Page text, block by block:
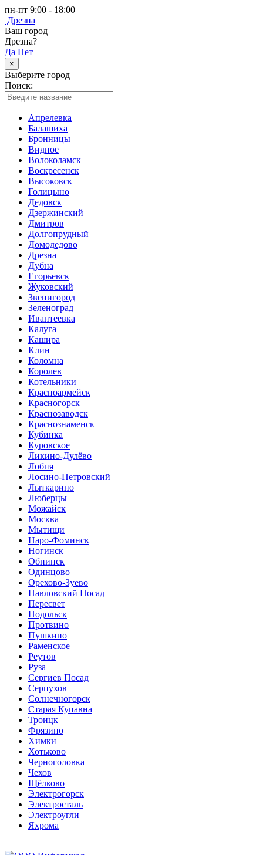
пн-пт 9:00 - 18:00
Дрезна
Ваш город
Дрезна?
Да Нет
×
Выберите город
Поиск:
Апрелевка
Балашиха
Бронницы
Видное
Волоколамск
Воскресенск
Высоковск
Голицыно
Дедовск
Дзержинский
Дмитров
Долгопрудный
Домодедово
Дрезна
Дубна
Егорьевск
Жуковский
Звенигород
Зеленоград
Ивантеевка
Калуга
Кашира
Клин
Коломна
Королев
Котельники
Красноармейск
Красногорск
Краснозаводск
Краснознаменск
Кубинка
Куровское
Ликино-Дулёво
Лобня
Лосино-Петровский
Лыткарино
Люберцы
Можайск
Москва
Мытищи
Наро-Фоминск
Ногинск
Обнинск
Одинцово
Орехово-Зуево
Павловский Посад
Пересвет
Подольск
Протвино
Пушкино
Раменское
Реутов
Руза
Сергиев Посад
Серпухов
Солнечногорск
Старая Купавна
Троицк
Фрязино
Химки
Хотьково
Черноголовка
Чехов
Щёлково
Электрогорск
Электросталь
Электроугли
Яхрома